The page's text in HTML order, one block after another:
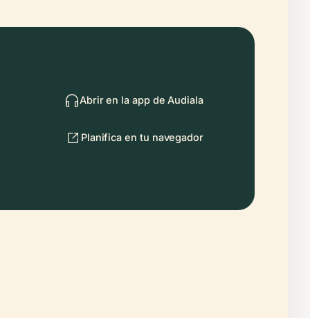
Abrir en la app de Audiala
Planifica en tu navegador